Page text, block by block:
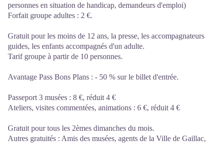
personnes en situation de handicap, demandeurs d'emploi)
Forfait groupe adultes : 2 €.
Gratuit pour les moins de 12 ans, la presse, les accompagnateurs
guides, les enfants accompagnés d'un adulte.
Tarif groupe à partir de 10 personnes.
Avantage Pass Bons Plans : - 50 % sur le billet d'entrée.
Passeport 3 musées : 8 €, réduit 4 €
Ateliers, visites commentées, animations : 6 €, réduit 4 €
Gratuit pour tous les 2èmes dimanches du mois.
Autres gratuités : Amis des musées, agents de la Ville de Gaillac,